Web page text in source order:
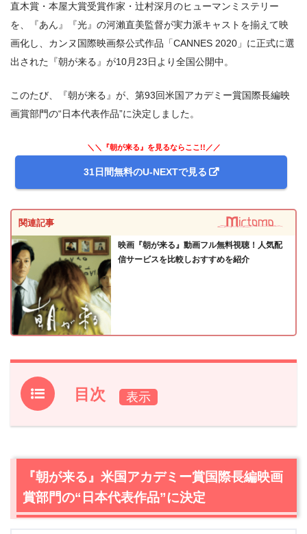
直木賞・本屋大賞受賞作家・辻村深月のヒューマンミステリー
を、『あん』『光』の河瀨直美監督が実力派キャストを揃えて映
画化し、カンヌ国際映画祭公式作品「CANNES 2020」に正式に選
出された『朝が来る』が10月23日より全国公開中。
このたび、『朝が来る』が、第93回米国アカデミー賞国際長編映
画賞部門の“日本代表作品”に決定しました。
＼＼『朝が来る』を見るならここ!!／／
31日間無料のU-NEXTで見る
関連記事
映画『朝が来る』動画フル無料視聴！人気配
信サービスを比較しおすすめを紹介
目次
1.『朝が来る』米国アカデミー賞国際長編映画賞部門の“日
2.『朝が来る』作品情報
2.1『朝が来る』あらすじ
『朝が来る』米国アカデミー賞国際長編映画
賞部門の“日本代表作品”に決定